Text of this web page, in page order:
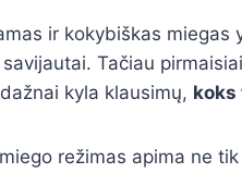
ir kokybiškas
Tačiau
kyla klausimų, koks
režimas apima ne